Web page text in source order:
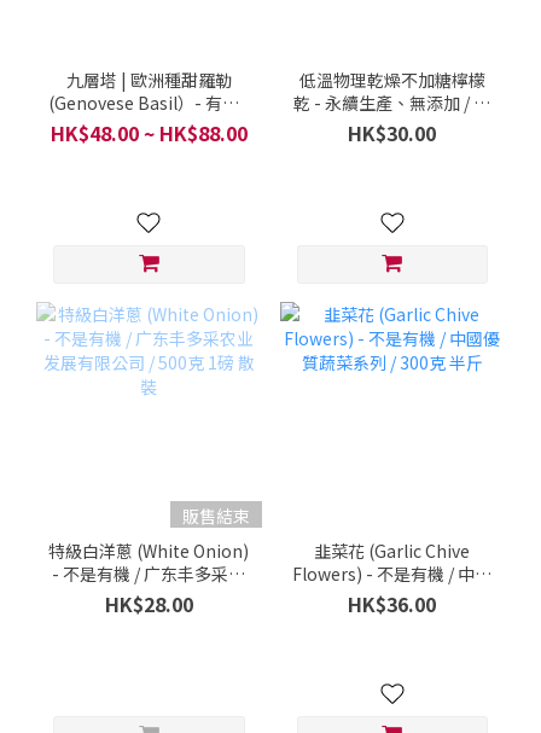
九層塔 | 歐洲種甜羅勒
(Genovese Basil）- 有機 /
本地有機小農戶有機農場 /
每斤 (600克)
HK$48.00 ~ HK$88.00
低溫物理乾燥不加糖檸檬
乾 - 永續生產、無添加 / 餸
您健康有機店 / 越南生產 /
一包 (30克）
HK$30.00
販售結束
特級白洋蔥 (White Onion)
- 不是有機 / 广东丰多采农
业发展有限公司 / 500克 1
磅 散裝
HK$28.00
韭菜花 (Garlic Chive
Flowers) - 不是有機 / 中國
優質蔬菜系列 / 300克 半斤
HK$36.00